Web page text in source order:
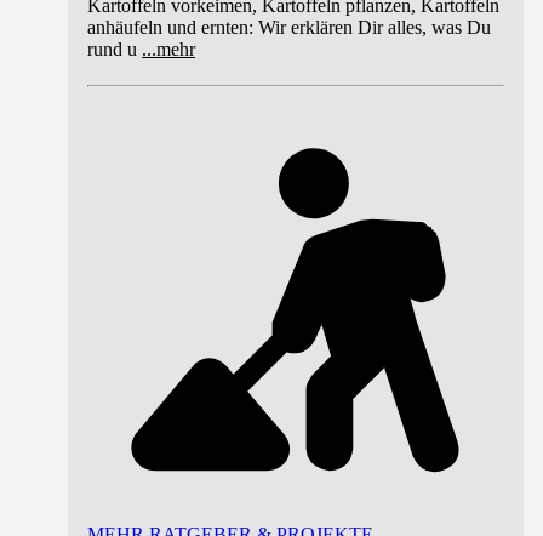
Kartoffeln vorkeimen, Kartoffeln pflanzen, Kartoffeln
anhäufeln und ernten: Wir erklären Dir alles, was Du
rund u ...mehr